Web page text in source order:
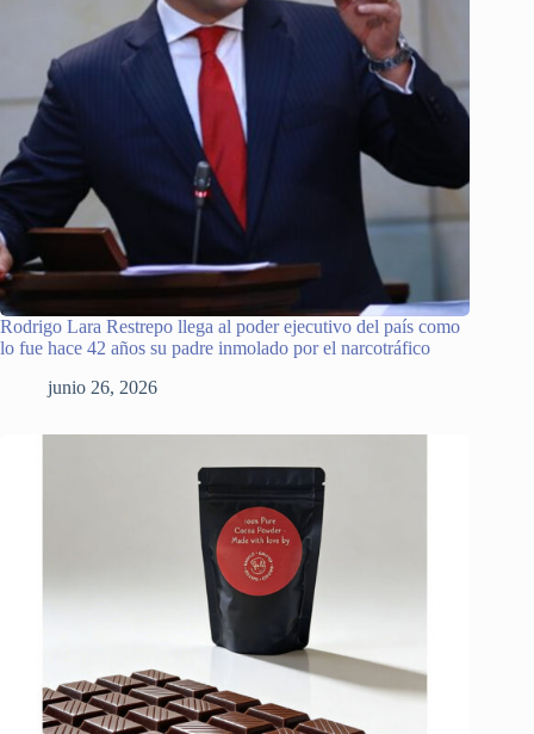
Rodrigo Lara Restrepo llega al poder ejecutivo del país como
lo fue hace 42 años su padre inmolado por el narcotráfico
junio 26, 2026